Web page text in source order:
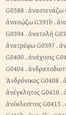
G0388.ἀναστενάζω
ἀνασῴζω G391b.
G0394 .ἀνατολή
ἀνατρέφω G0397.
G0400.ἀνάχυσις
G0404 .
Ἀνδρόνικος G0408.
ἀνέγκλητος G0410.
ἀνέκλειπτος G0413 .